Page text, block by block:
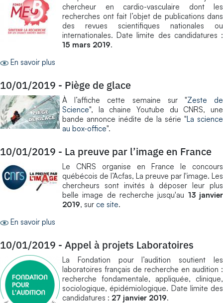
chercheur en cardio-vasculaire dont les
recherches ont fait l’objet de publications dans
des revues scientifiques nationales ou
internationales. Date limite des candidatures :
15 mars 2019.
En savoir plus
10/01/2019 - Piège de glace
À l’affiche cette semaine sur "Zeste de
Science", la chaine Youtube du CNRS, une
bande annonce inédite de la série "La science
au box-office".
10/01/2019 - La preuve par l’image en France
Le CNRS organise en France le concours
québécois de l’Acfas, La preuve par l'image. Les
chercheurs sont invités à déposer leur plus
belle image de recherche jusqu'au 13 janvier
2019, sur ce site.
En savoir plus
10/01/2019 - Appel à projets Laboratoires
La Fondation pour l’audition soutient les
laboratoires français de recherche en audition :
recherche fondamentale, appliquée, clinique,
sociologique, épidémiologique. Date limite des
candidatures : 27 janvier 2019.